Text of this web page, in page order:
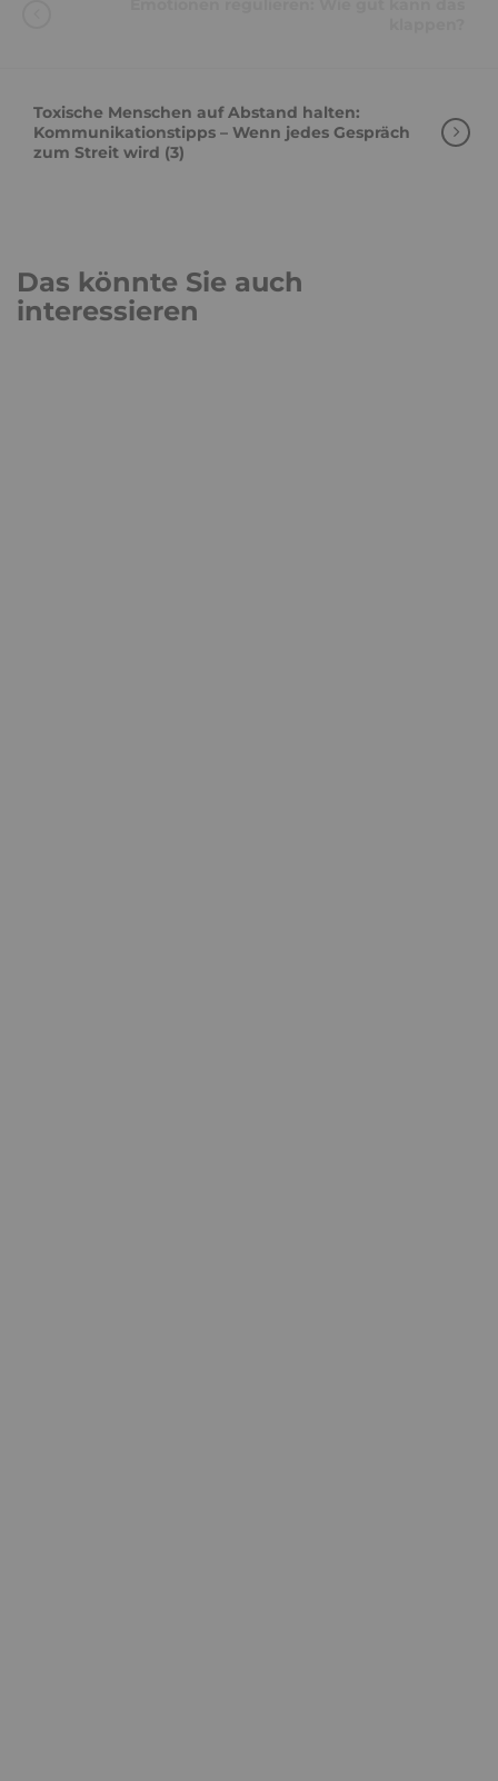
Toxische Menschen auf Abstand halten:
Kommunikationstipps – Wenn jedes Gespräch
zum Streit wird (3)
Das könnte Sie auch
interessieren